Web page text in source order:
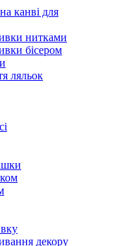
канві для
нитками
бісером
ляльок
декору